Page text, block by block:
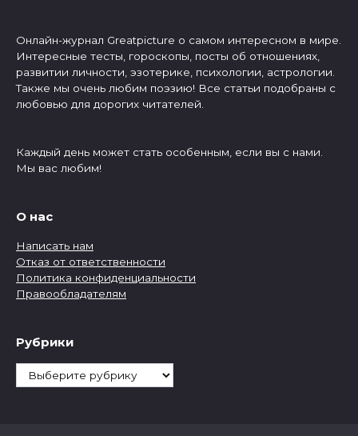
Онлайн-журнал Greatpicture о самом интересном в мире.
Интересные тесты, гороскопы, посты об отношениях,
развитии личности, эзотерике, психологии, астрологии.
Также мы очень любим поэзию! Все статьи подобраны с
любовью для дорогих читателей.
Каждый день может стать особенным, если вы с нами.
Мы вас любим!
О нас
Написать нам
Отказ от ответственности
Политика конфиденциальности
Правообладателям
Рубрики
Рубрики